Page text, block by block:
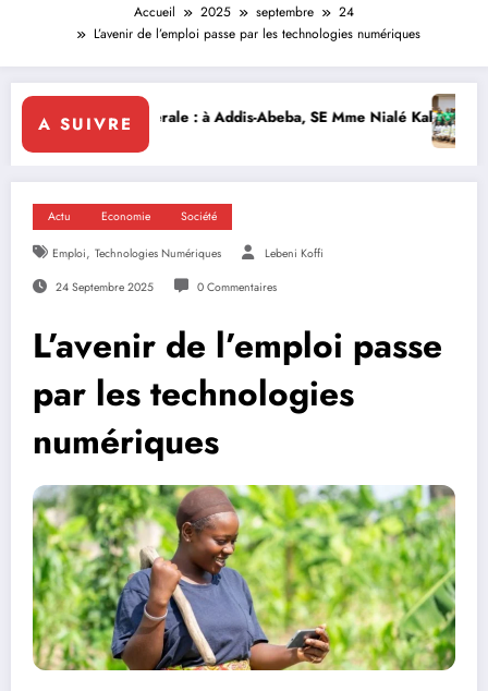
Accueil 2025 septembre
24
L’avenir de l’emploi passe par les technologies numériques
A SUIVRE
Abeba, SE Mme Nialé Kaba porte la voix de la Côte d’Ivoire et
𝐉𝐎𝐉 𝐃𝐀𝐊𝐀𝐑 𝟐𝟎𝟐𝟔 : 𝐋𝐄𝐒
Actu Economie Société
Emploi, Technologies Numériques Lebeni Koffi
24 Septembre 2025 0 Commentaires
L’avenir de l’emploi passe
par les technologies
numériques